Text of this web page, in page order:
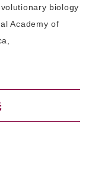
biology
Academy of